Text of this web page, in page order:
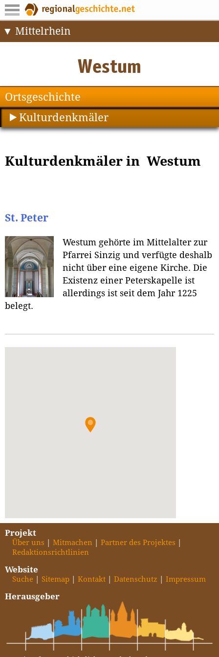
Mittelrhein
Ortsgeschichte
Kulturdenkmäler
Kulturdenkmäler in Westum
St. Peter
Westum gehörte im Mittelalter zur
Pfarrei Sinzig und verfügte deshalb
nicht über eine eigene Kirche. Die
Existenz einer Peterskapelle ist
allerdings ist seit dem Jahr 1225
belegt.
Projekt
Über uns Mitmachen
Partner des Projektes
Redaktionsrichtlinien
Website
Suche Sitemap Kontakt Datenschutz Impressum
Herausgeber